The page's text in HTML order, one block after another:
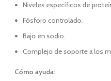
Niveles específicos de
Fósforo controlado.
Bajo en sodio.
Complejo de soporte a los
Cómo ayuda: